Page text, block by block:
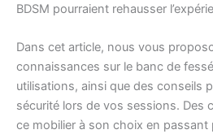
BDSM pourraient rehausser
Dans cet article, nous vous
connaissances sur le banc de
utilisations, ainsi que des conseils
sécurité lors de vos sessions. Des
ce mobilier à son choix en passant